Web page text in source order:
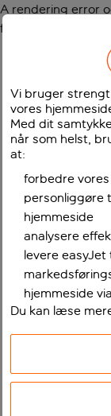
A rendering error
function
Vi bruger
vores
Med dit
når som helst,
at:
forbedre
personliggøre
hjemmeside
analysere
levere
hjemmeside
Du kan læse